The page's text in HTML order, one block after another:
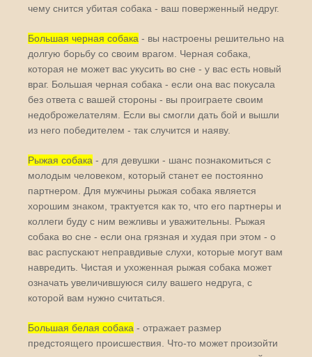
чему снится убитая собака - ваш поверженный недруг.
Большая черная собака - вы настроены решительно на
долгую борьбу со своим врагом. Черная собака,
которая не может вас укусить во сне - у вас есть новый
враг. Большая черная собака - если она вас покусала
без ответа с вашей стороны - вы проиграете своим
недоброжелателям. Если вы смогли дать бой и вышли
из него победителем - так случится и наяву.
Рыжая собака - для девушки - шанс познакомиться с
молодым человеком, который станет ее постоянно
партнером. Для мужчины рыжая собака является
хорошим знаком, трактуется как то, что его партнеры и
коллеги буду с ним вежливы и уважительны. Рыжая
собака во сне - если она грязная и худая при этом - о
вас распускают неправдивые слухи, которые могут вам
навредить. Чистая и ухоженная рыжая собака может
означать увеличившуюся силу вашего недруга, с
которой вам нужно считаться.
Большая белая собака - отражает размер
предстоящего происшествия. Что-то может произойти